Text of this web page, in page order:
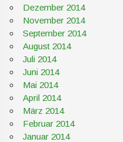
Dezember 2014
November 2014
September 2014
August 2014
Juli 2014
Juni 2014
Mai 2014
April 2014
März 2014
Februar 2014
Januar 2014